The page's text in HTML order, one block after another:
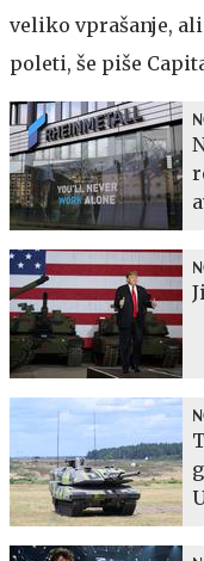
veliko vprašanje,
poleti, še piše